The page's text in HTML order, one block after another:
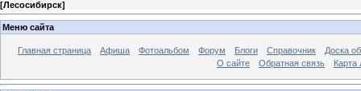
[Лесосибирск]
Меню сайта
Главная страница Афиша Фотоальбом Форум Блоги Справочник
Доска
О сайте
Обратная связь Карта